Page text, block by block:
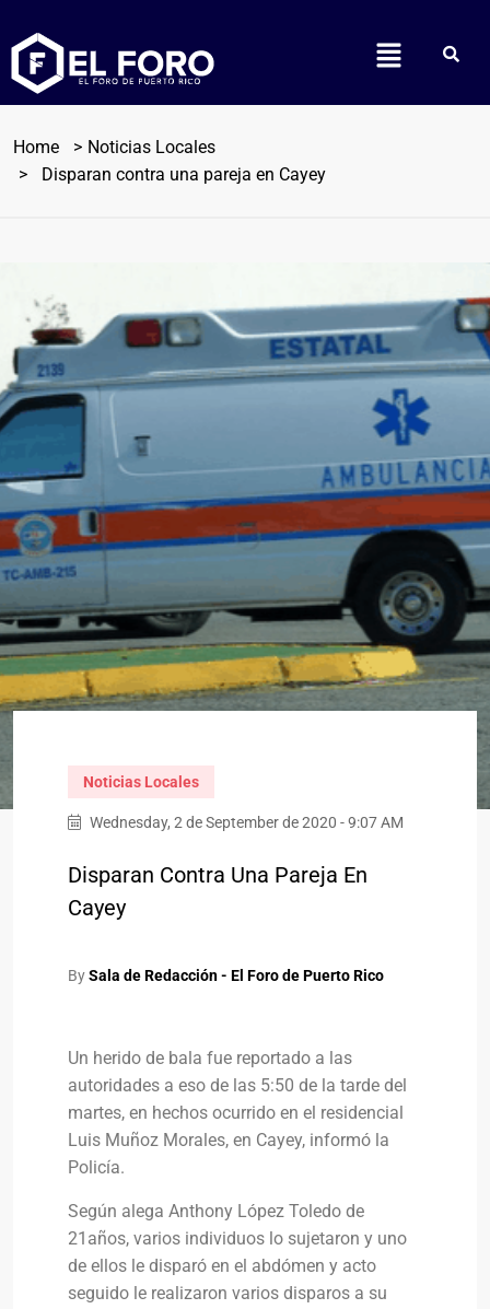
Home
Noticias Locales
Disparan contra una pareja en Cayey
Noticias Locales
Wednesday, 2 de September de 2020 - 9:07 AM
Disparan Contra Una Pareja En
Cayey
BySala de Redacción - El Foro de Puerto Rico
Un herido de bala fue reportado a las
autoridades a eso de las 5:50 de la tarde del
martes, en hechos ocurrido en el residencial
Luis Muñoz Morales, en Cayey, informó la
Policía.
Según alega Anthony López Toledo de
21años, varios individuos lo sujetaron y uno
de ellos le disparó en el abdómen y acto
seguido le realizaron varios disparos a su